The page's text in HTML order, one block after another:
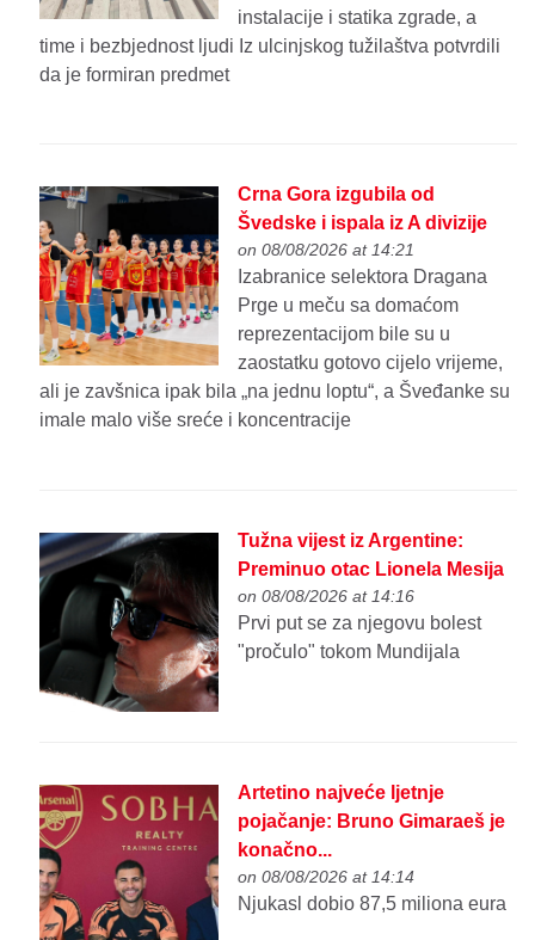
instalacije i statika zgrade, a
time i bezbjednost ljudi Iz ulcinjskog tužilaštva potvrdili
da je formiran predmet
Crna Gora izgubila od
Švedske i ispala iz A divizije
on 08/08/2026 at 14:21
Izabranice selektora Dragana
Prge u meču sa domaćom
reprezentacijom bile su u
zaostatku gotovo cijelo vrijeme,
ali je zavšnica ipak bila „na jednu loptu“, a Šveđanke su
imale malo više sreće i koncentracije
Tužna vijest iz Argentine:
Preminuo otac Lionela Mesija
on 08/08/2026 at 14:16
Prvi put se za njegovu bolest
"pročulo" tokom Mundijala
Artetino najveće ljetnje
pojačanje: Bruno Gimaraeš je
konačno...
on 08/08/2026 at 14:14
Njukasl dobio 87,5 miliona eura